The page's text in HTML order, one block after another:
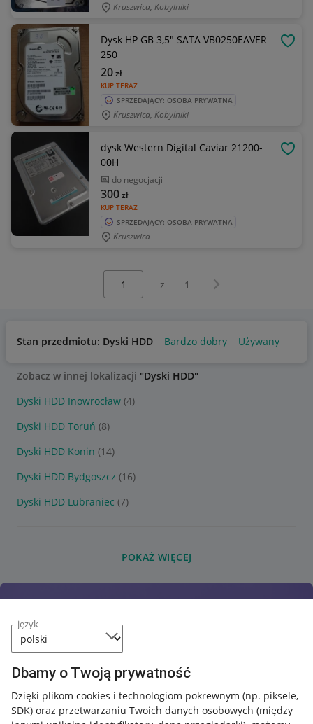
język
Dbamy o Twoją prywatność
Dzięki plikom cookies i technologiom pokrewnym (np. piksele,
SDK) oraz przetwarzaniu Twoich danych osobowych (między
Kruszwica, Kobylniki
Dysk HP GB 3,5" SATA VB0250EAVER
250
KUP TERAZ
20zł
SPRZEDAJĄCY: OSOBA PRYWATNA
Kruszwica, Kobylniki
dysk Western Digital Caviar 21200-
00H
do negocjacji
KUP TERAZ
300zł
SPRZEDAJĄCY: OSOBA PRYWATNA
Kruszwica
z 1 Następna strona
Stan przedmiotu: Dyski HDD Bardzo dobry Używany
Zobacz w innej lokalizacji "Dyski HDD"
Dyski HDD Inowrocław (4)
Dyski HDD Toruń (8)
Dyski HDD Konin (14)
Dyski HDD Bydgoszcz (16)
Dyski HDD Lubraniec (7)
POKAŻ WIĘCEJ